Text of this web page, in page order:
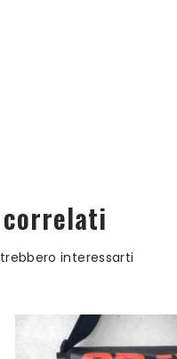
interessarti